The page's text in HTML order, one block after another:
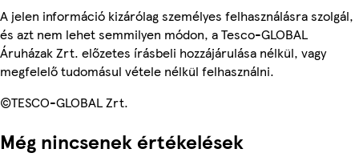
A jelen információ kizárólag személyes felhasználásra szolgál,
és azt nem lehet semmilyen módon, a Tesco-GLOBAL
Áruházak Zrt. előzetes írásbeli hozzájárulása nélkül, vagy
megfelelő tudomásul vétele nélkül felhasználni.
©TESCO-GLOBAL Zrt.
Még nincsenek értékelések